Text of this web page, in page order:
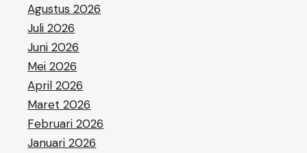
Agustus 2026
Juli 2026
Juni 2026
Mei 2026
April 2026
Maret 2026
Februari 2026
Januari 2026